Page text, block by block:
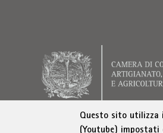
Questo sito utilizza
(Youtube) impostati